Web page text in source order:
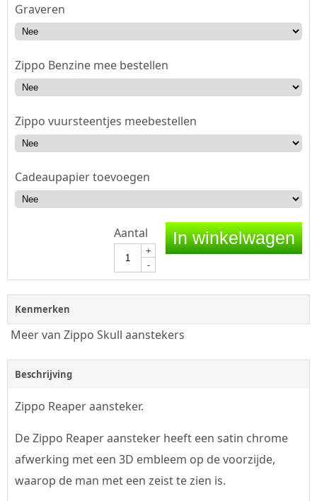
Graveren
Zippo Benzine mee bestellen
Zippo vuursteentjes meebestellen
Cadeaupapier toevoegen
Aantal
+
-
In winkelwagen
Kenmerken
Meer van Zippo Skull aanstekers
Beschrijving
Zippo Reaper aansteker.
De Zippo Reaper aansteker heeft een satin chrome
afwerking met een 3D embleem op de voorzijde,
waarop de man met een zeist te zien is.